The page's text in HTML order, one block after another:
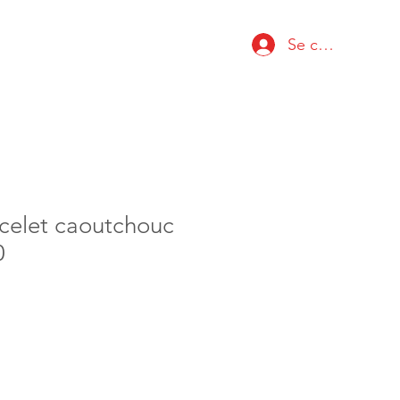
Se connecter
caoutchouc